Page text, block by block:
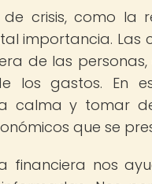
de crisis, como la
importancia. Las
de las
los gastos. En
calma y tomar
que se
financiera nos